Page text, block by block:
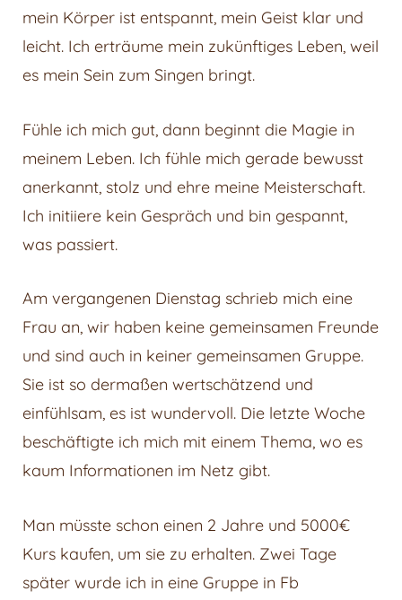
mein Körper ist entspannt, mein Geist klar und
leicht. Ich erträume mein zukünftiges Leben, weil
es mein Sein zum Singen bringt.
Fühle ich mich gut, dann beginnt die Magie in
meinem Leben. Ich fühle mich gerade bewusst
anerkannt, stolz und ehre meine Meisterschaft.
Ich initiiere kein Gespräch und bin gespannt,
was passiert.
Am vergangenen Dienstag schrieb mich eine
Frau an, wir haben keine gemeinsamen Freunde
und sind auch in keiner gemeinsamen Gruppe.
Sie ist so dermaßen wertschätzend und
einfühlsam, es ist wundervoll. Die letzte Woche
beschäftigte ich mich mit einem Thema, wo es
kaum Informationen im Netz gibt.
Man müsste schon einen 2 Jahre und 5000€
Kurs kaufen, um sie zu erhalten. Zwei Tage
später wurde ich in eine Gruppe in Fb